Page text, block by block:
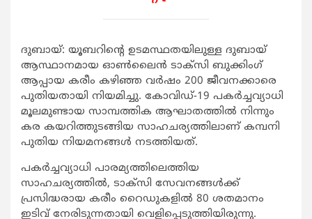
ദുബായ്: യൂബറിന്റെ ഉടമസ്ഥതയിലുള്ള ദുബായ്
ആസ്ഥാനമായ ഓണ്‍ലൈന്‍ ടാക്‌സി ബുക്കിംഗ്
ആപ്പായ കരീം കഴിഞ്ഞ വര്‍ഷം 200 ജീവനക്കാരെ
പുതിയതായി നിയമിച്ചു. കോവിഡ്-19 പകര്‍ച്ചവ്യാധി
മൂലമുണ്ടായ സാമ്പത്തിക ആഘാതത്തില്‍ നിന്നും
കര കയറിത്തുടങ്ങിയ സാഹചര്യത്തിലാണ് കമ്പനി
പുതിയ നിയമനങ്ങള്‍ നടത്തിയത്.
പകര്‍ച്ചവ്യാധി പാരമ്യത്തിലെത്തിയ
സാഹചര്യത്തില്‍, ടാക്‌സി സേവനങ്ങള്‍ക്ക്
പ്രസിദ്ധരായ കരീം റൈഡുകളില്‍ 80 ശതമാനം
ഇടിവ് നേരിടുന്നതായി വെളിപ്പെടുത്തിയിരുന്നു.